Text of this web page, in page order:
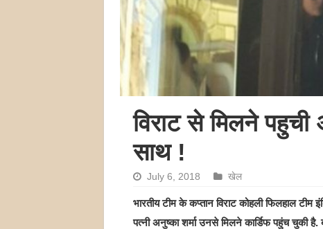
विराट से मिलने
साथ !
July 6, 2018 खेल
भारतीय टीम के कप्तान विराट कोहली फिलहाल
पत्नी अनुष्का शर्मा उनसे मिलने कार्डिफ पहुंच चुकी